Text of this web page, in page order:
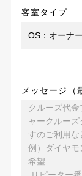
客室タイプ
メッセージ（